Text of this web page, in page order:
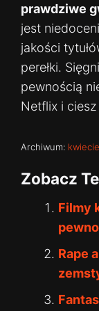
prawdziwe
jest
jakości
perełki.
pewnością
Netflix i
Archiwum:
Zobacz
Filmy
Rape